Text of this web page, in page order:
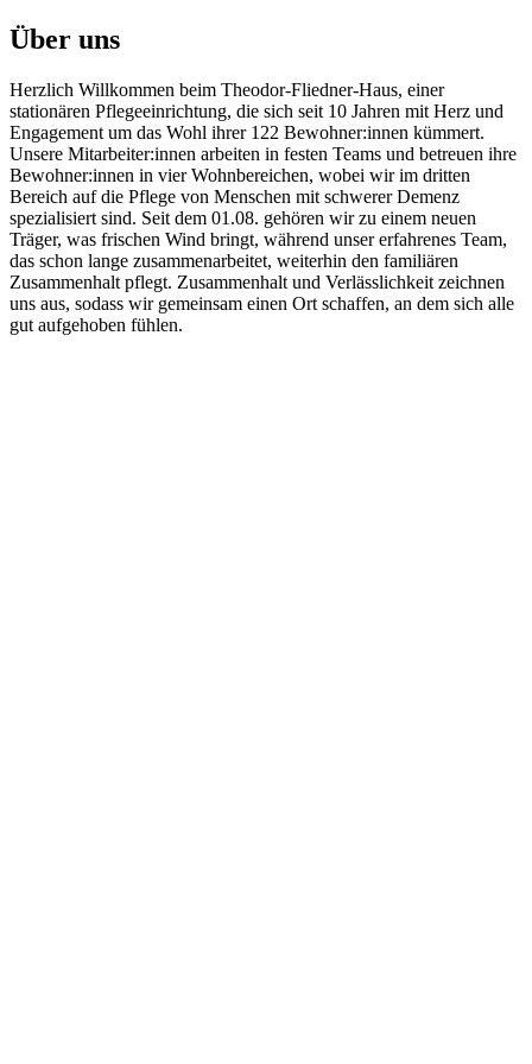
Über uns
Herzlich Willkommen beim Theodor-Fliedner-Haus, einer
stationären Pflegeeinrichtung, die sich seit 10 Jahren mit Herz und
Engagement um das Wohl ihrer 122 Bewohner:innen kümmert.
Unsere Mitarbeiter:innen arbeiten in festen Teams und betreuen ihre
Bewohner:innen in vier Wohnbereichen, wobei wir im dritten
Bereich auf die Pflege von Menschen mit schwerer Demenz
spezialisiert sind. Seit dem 01.08. gehören wir zu einem neuen
Träger, was frischen Wind bringt, während unser erfahrenes Team,
das schon lange zusammenarbeitet, weiterhin den familiären
Zusammenhalt pflegt. Zusammenhalt und Verlässlichkeit zeichnen
uns aus, sodass wir gemeinsam einen Ort schaffen, an dem sich alle
gut aufgehoben fühlen.